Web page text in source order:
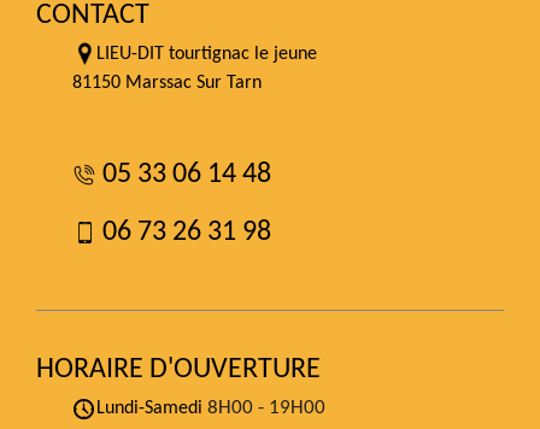
CONTACT
LIEU-DIT tourtignac le jeune
81150 Marssac Sur Tarn
05 33 06 14 48
06 73 26 31 98
HORAIRE D'OUVERTURE
Lundi-Samedi 8H00 - 19H00